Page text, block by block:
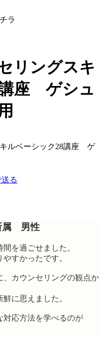
リングスキ
座 ゲシュ
用
ルベーシック28講座 ゲ
属 男性
を過ごせました。
すかったです。
カウンセリングの観点か
に思えました。
対応方法を学べるのが